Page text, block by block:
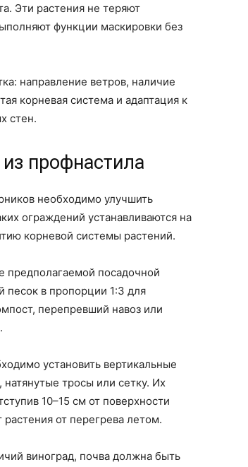
Эти растения не теряют
функции маскировки без
направление ветров, наличие
корневая система и адаптация к
стен.
профнастила
необходимо улучшить
ограждений устанавливаются на
корневой системы растений.
предполагаемой посадочной
песок в пропорции 1:3 для
перепревший навоз или
установить вертикальные
тросы или сетку. Их
10–15 см от поверхности
от перегрева летом.
виноград, почва должна быть